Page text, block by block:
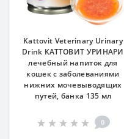
Kattovit Veterinary Urinary
Drink КАТТОВИТ УРИНАРИ
лечебный напиток для
кошек с заболеваниями
нижних мочевыводящих
путей, банка 135 мл
0